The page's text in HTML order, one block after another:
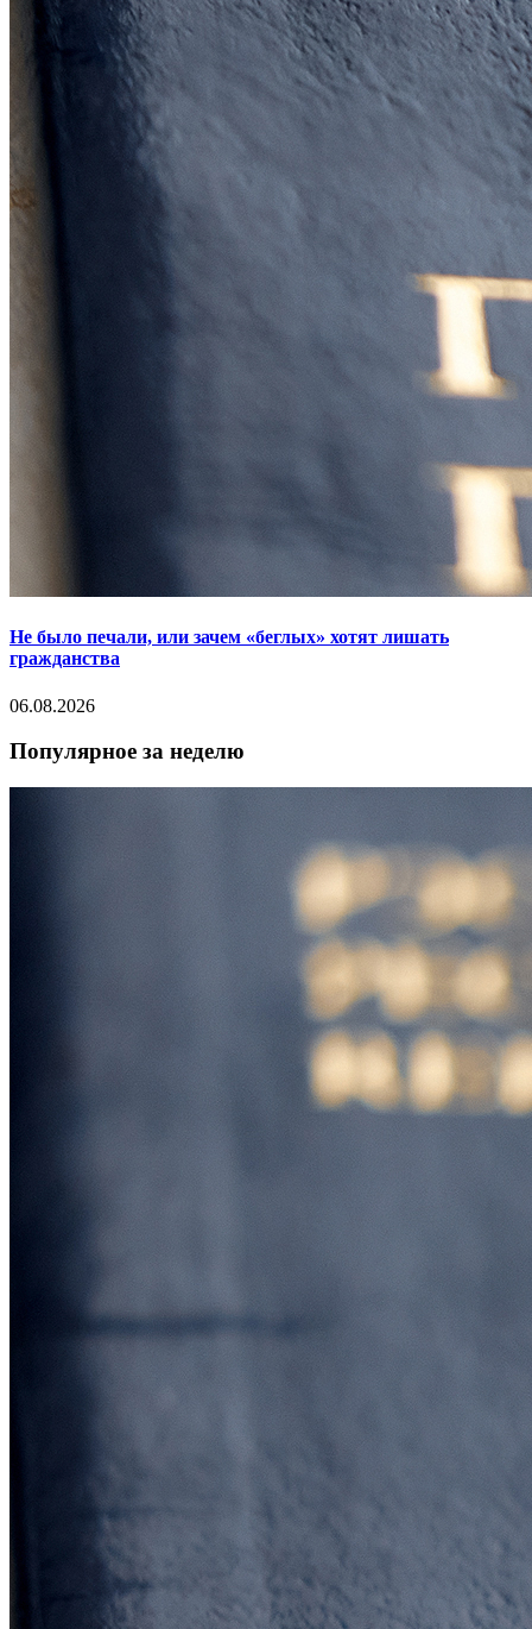
Не было печали, или зачем «беглых» хотят лишать
гражданства
06.08.2026
Популярное за неделю